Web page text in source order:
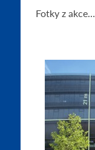
Fotky z akce…